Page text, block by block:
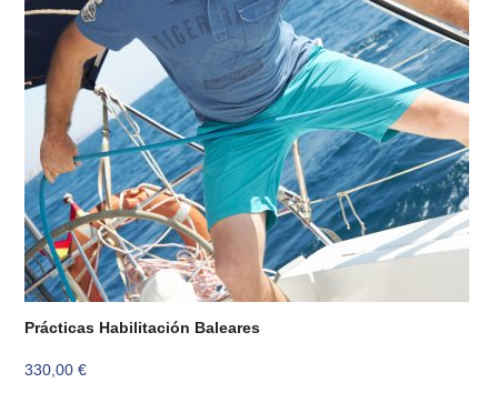
Prácticas Habilitación Baleares
330,00€